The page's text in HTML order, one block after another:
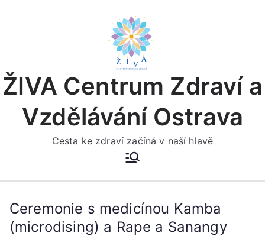
ŽIVA Centrum Zdraví a
Vzdělávání Ostrava
Cesta ke zdraví začíná v naší hlavě
Ceremonie s medicínou Kamba
(microdising) a Rape a Sanangy